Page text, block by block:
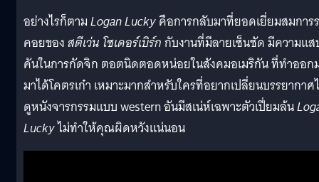
อย่างไรก็ตามLogan Luckyคือการกลับมาที่ยอดเยี่ยมสมการ
คอยของสตีเว่น โซเดอร์เบิร์กกับงานที่มีลายเซ็นชัด มีความแ
คันในการกัดจิก ตอตนิดตอดหน่อยในสังคมอเมริกัน ที่ทำออก
มาได้โคตรเก๋า เหมาะมากสำหรับใครที่อยากเปลี่ยนบรรยากาศ
ดูหนังจารกรรมแบบ western อันมีสเน่ห์เฉพาะตัวเปี่ยมล้น
Luckyไม่ทำให้คุณผิดหวังแน่นอน